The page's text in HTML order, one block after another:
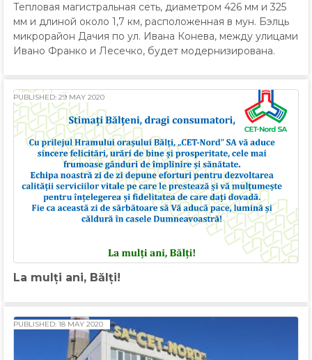
Тепловая магистральная сеть, диаметром 426 мм и 325
мм и длиной около 1,7 км, расположенная в мун. Бэлць
микрорайон Дачия по ул. Ивана Конева, между улицами
Ивано Франко и Лесечко, будет модернизирована.
La mulți ani, Bălți!
PUBLISHED: 29 MAY 2020
PUBLISHED: 18 MAY 2020